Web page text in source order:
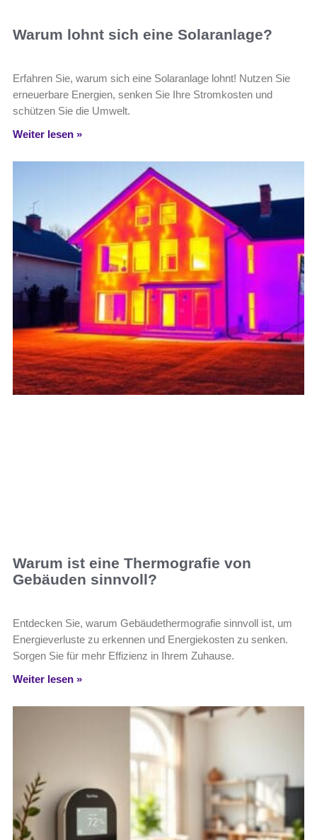
Warum lohnt sich eine Solaranlage?
Erfahren Sie, warum sich eine Solaranlage lohnt! Nutzen Sie
erneuerbare Energien, senken Sie Ihre Stromkosten und
schützen Sie die Umwelt.
Weiter lesen »
Warum ist eine Thermografie von
Gebäuden sinnvoll?
Entdecken Sie, warum Gebäudethermografie sinnvoll ist, um
Energieverluste zu erkennen und Energiekosten zu senken.
Sorgen Sie für mehr Effizienz in Ihrem Zuhause.
Weiter lesen »